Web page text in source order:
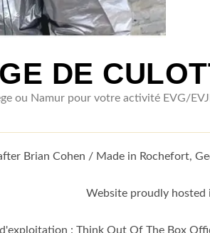
DE
ou Namur pour votre activité EVG/
Brian Cohen / Made in Rochefort,
Website proudly hosted
: Think Out Of The Box